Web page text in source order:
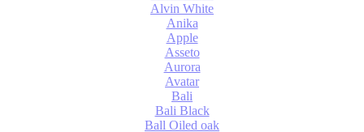
Alvin White
Anika
Apple
Asseto
Aurora
Avatar
Bali
Bali Black
Ball Oiled oak